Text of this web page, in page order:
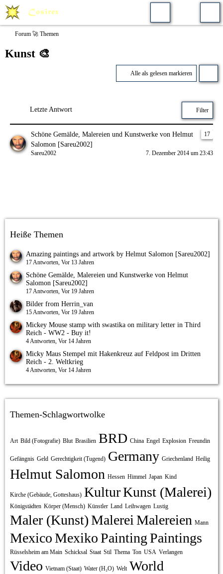
Forum 🚀 Themen
Kunst 🎨
Alle als gelesen markieren
Letzte Antwort Filter
Schöne Gemälde, Malereien und Kunstwerke von Helmut
Salomon [Sareu2002]
17
Sareu2002 7. Dezember 2014 um 23:43
Heiße Themen
Amazing paintings and artwork by Helmut Salomon [Sareu2002]
17 Antworten, Vor 13 Jahren
Schöne Gemälde, Malereien und Kunstwerke von Helmut
Salomon [Sareu2002]
17 Antworten, Vor 19 Jahren
Bilder from Herrin_van
15 Antworten, Vor 19 Jahren
Mickey Mouse stamp with swastika on military letter in Third
Reich - WW2 - Buy it!
4 Antworten, Vor 14 Jahren
Micky Maus Stempel mit Hakenkreuz auf Feldpost im Dritten
Reich - 2. Weltkrieg
4 Antworten, Vor 14 Jahren
Themen-Schlagwortwolke
Art Bild (Fotografie) Blut Brasilien BRD China Engel Explosion Freundin
Gefängnis Geld Gerechtigkeit (Tugend) Germany Griechenland Heilig
Helmut Salomon Hessen Himmel Japan Kind
Kirche (Gebäude, Gotteshaus) KulturKunst (Malerei)
Königstädten Körper (Mensch) Künstler Land Leihwagen Lustig
Maler (Kunst)Malerei Malereien Mann
MexicoMexikoPaintingPaintings
Rüsselsheim am Main Schicksal Staat Stil Thema Ton USA Verlangen
Video Vietnam (Staat) Water (H₂O) Welt World